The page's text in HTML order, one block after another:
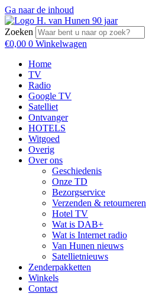
Ga naar de inhoud
Zoeken
€0,00 0 Winkelwagen
Home
TV
Radio
Google TV
Satelliet
Ontvanger
HOTELS
Witgoed
Overig
Over ons
Geschiedenis
Onze TD
Bezorgservice
Verzenden & retourneren
Hotel TV
Wat is DAB+
Wat is Internet radio
Van Hunen nieuws
Satellietnieuws
Zenderpakketten
Winkels
Contact